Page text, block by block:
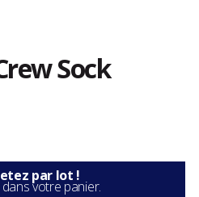
Sock
par lot !
votre panier.